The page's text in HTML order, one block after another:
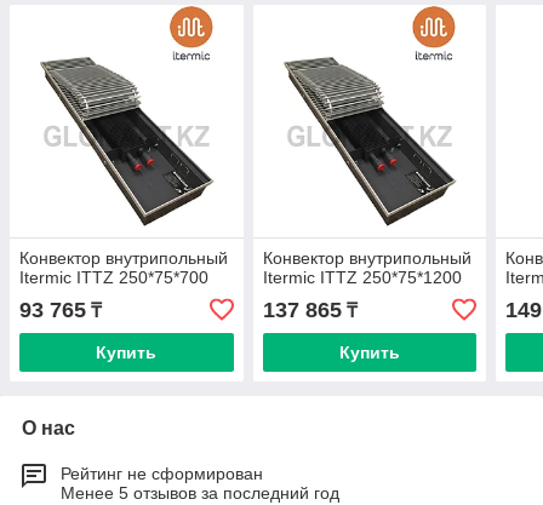
Конвектор внутрипольный
Itermic ITTZ 250*75*700
93 765 ₸
Купить
Конвектор внутрипольный
Itermic ITTZ 250*75*1200
137 865₸
Купить
О нас
Рейтинг не сформирован
Менее 5 отзывов за последний год